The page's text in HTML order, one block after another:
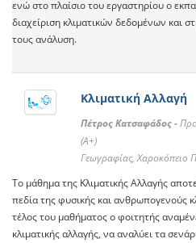
ενώ στο πλαίσιο του εργαστηρίου ο
διαχείριση κλιματικών δεδομένων και
τους ανάλυση.
Κλιματική Αλλαγή
Πέτρος Κατσαφάδος -
(A+)
Γεωγραφίας, Χαροκόπειο
Το μάθημα της Κλιματικής Αλλαγής
πεδία της φυσικής και ανθρωπογενούς
τέλος του μαθήματος ο φοιτητής
κλιματικής αλλαγής, να αναλύει τα